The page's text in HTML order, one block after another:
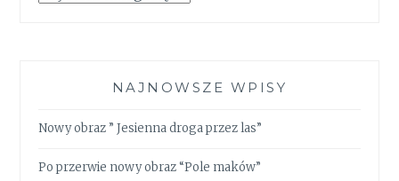
NAJNOWSZE WPISY
Nowy obraz ” Jesienna droga przez las”
Po przerwie nowy obraz “Pole maków”